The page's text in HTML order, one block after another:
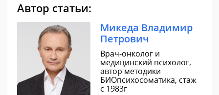
Автор статьи:
Микеда Владимир
Петрович
Врач-онколог и
медицинский психолог,
автор методики
БИОпсихосоматика, стаж
с 1983г